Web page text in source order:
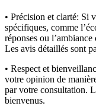
• Précision et clarté: Si
spécifiques, comme
réponses ou
Les avis détaillés sont
• Respect et
votre opinion de
par votre consultation.
bienvenus.